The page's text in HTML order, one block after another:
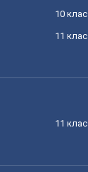
10 клас
11 клас
11 клас